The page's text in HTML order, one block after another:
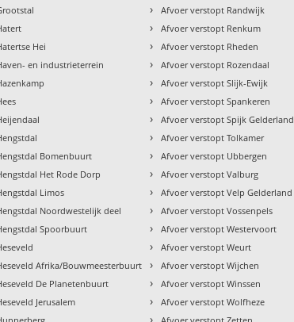
Hei
en industrieterrein
Bomenbuurt
Het Rode Dorp
Limos
Noordwestelijk deel
Spoorbuurt
Afrika/Bouwmeesterbuurt
De Planetenbuurt
Jerusalem
› Afvoer verstopt Randwijk
› Afvoer verstopt Renkum
› Afvoer verstopt Rheden
› Afvoer verstopt Rozendaal
› Afvoer verstopt Slijk-Ewijk
› Afvoer verstopt Spankeren
› Afvoer verstopt Spijk Gelderland
› Afvoer verstopt Tolkamer
› Afvoer verstopt Ubbergen
› Afvoer verstopt Valburg
› Afvoer verstopt Velp Gelderland
› Afvoer verstopt Vossenpels
› Afvoer verstopt Westervoort
› Afvoer verstopt Weurt
› Afvoer verstopt Wijchen
› Afvoer verstopt Winssen
› Afvoer verstopt Wolfheze